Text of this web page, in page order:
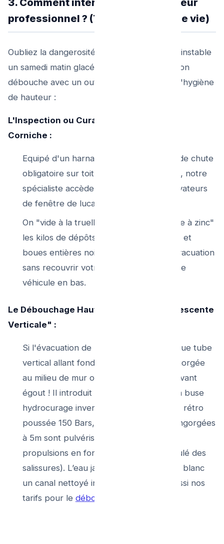
professionnel ? (Travail en Ligne de vie)
Oubliez la dangerosité mortelle de l'échelle instable
un samedi matin glacé. L'équipe d'intervention
débouche avec un outillage lourd ciblé sur l'hygiène
de hauteur :
L'Inspection ou Curage Manuel Haut de
Corniche :
Equipé d'un harnais certifié (protection de chute
obligatoire sur toiture 2 ou 3eme étage), notre
spécialiste accède, à la corde ou via élévateurs
de fenêtre de lucarne, au bac pluvial.
On "vide à la truelle spéciale ou par pelle à zinc"
les kilos de dépôts organiques, terreaux et
boues entières noircies, emmenés en évacuation
sans recouvrir votre allée ni polluer votre
véhicule en bas.
Le Débouchage Haute pression de "la Descente
Verticale" :
Si l'évacuation de PVC (la gouttière longue tube
vertical allant fondre sous terre) est engorgée
au milieu de mur ou au genou terminal avant
égout ! Il introduit le flexible de camion à buse
hydrocurage inverse depuis le haut (Par rétro
poussée 150 Bars, les kilos de feuilles engorgées
à 5m sont pulvérisées et expulsées par
propulsions en fond avec lavage immaculé des
salissures). L’eau jaillissant refait du tube blanc
un canal nettoyé intégral ! Consultez aussi nos
tarifs pour le débouchage d'égout